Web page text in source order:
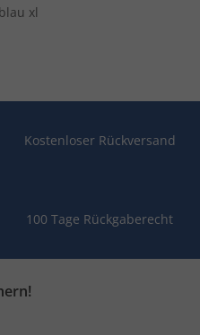
xl
Kostenloser Rückversand
100 Tage Rückgaberecht